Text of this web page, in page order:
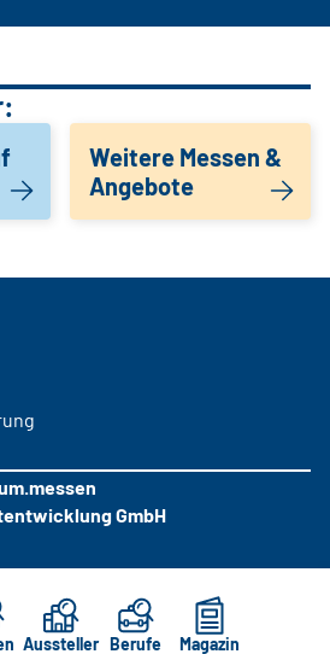
Weitere Messen &
Angebote
Aussteller Berufe Magazin
GmbH